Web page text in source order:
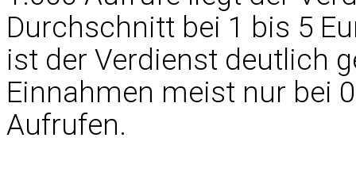
Durchschnitt bei 1 bis 5
ist der Verdienst deutlich
Einnahmen meist nur bei
Aufrufen.